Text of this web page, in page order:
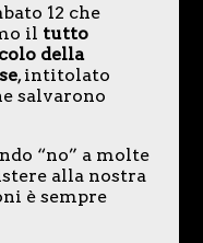
12 che
il tutto
della
, intitolato
salvarono
“no” a molte
alla nostra
è sempre